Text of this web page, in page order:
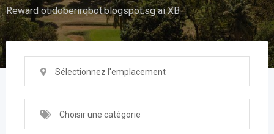
Reward otidoberirqbot.blogspot.sg ai XB
Sélectionnez l'emplacement
Choisir une catégorie